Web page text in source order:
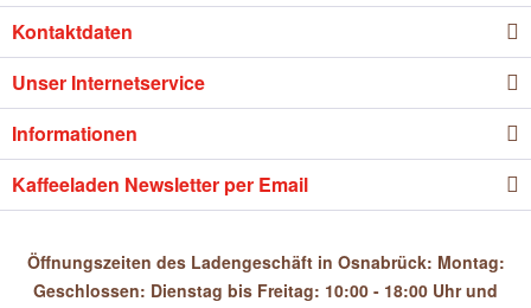
Kontaktdaten
Unser Internetservice
Informationen
Kaffeeladen Newsletter per Email
Öffnungszeiten des Ladengeschäft in Osnabrück: Montag:
Geschlossen: Dienstag bis Freitag: 10:00 - 18:00 Uhr und